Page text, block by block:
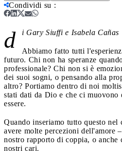
Condividi su :
d i Gary Siuffi e Isabela Cañas
Abbiamo fatto tutti
futuro. Chi non ha speranze
professionale? Chi non si è
dei suoi sogni, o pensando alla
altro? Portiamo dentro di noi
stati dati da Dio e che ci muovono
essere.
Quando inseriamo tutto questo nel
avere molte percezioni dell'amore
nostro rapporto di coppia, o anche
nostri cari.